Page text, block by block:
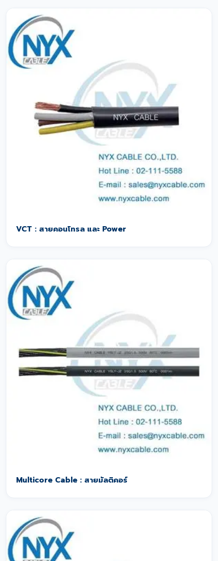
VCT : สายคอนโทรล และ Power
Multicore Cable : สายมัลติคอร์